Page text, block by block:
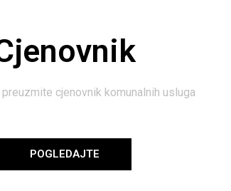
cjenovnik komunalnih usluga
POGLEDAJTE